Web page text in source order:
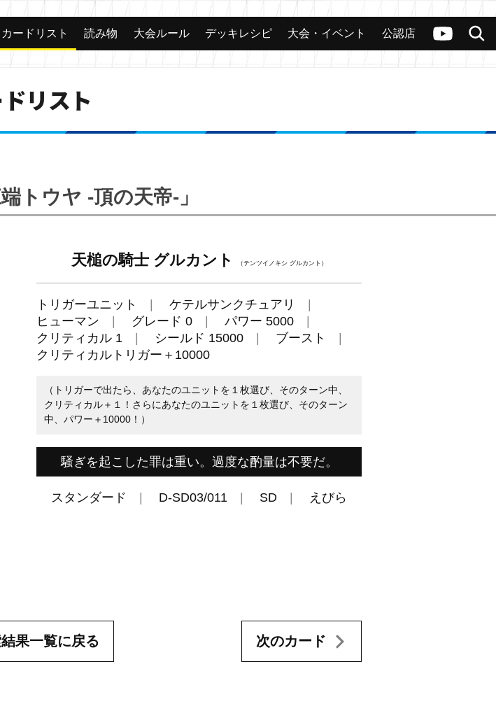
ヴァンガードch
検索
カード 大会 公認店舗 その他
カードリスト 読み物 大会ルール デッキレシピ 大会・イベント 公認店
リスト
トウヤ -頂の天帝-」
天槌の騎士 グルカント （テンツイノキシ グルカント）
トリガーユニット
ケテルサンクチュアリ
ヒューマン
グレード 0
パワー 5000
クリティカル 1
シールド 15000
ブースト
クリティカルトリガー＋10000
（トリガーで出たら、あなたのユニットを１枚選び、そのターン中、
クリティカル＋１！さらにあなたのユニットを１枚選び、そのターン
中、パワー＋10000！）
騒ぎを起こした罪は重い。過度な酌量は不要だ。
スタンダード D-SD03/011 SD えびら
果一覧に戻る 次のカード